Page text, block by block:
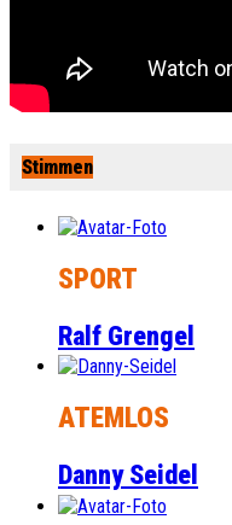
Stimmen
SPORT
Ralf Grengel
ATEMLOS
Danny Seidel